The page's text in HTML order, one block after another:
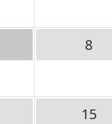
8
15